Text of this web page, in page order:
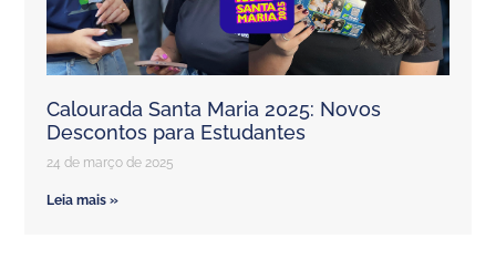
Calourada Santa Maria 2025: Novos
Descontos para Estudantes
24 de março de 2025
Leia mais »